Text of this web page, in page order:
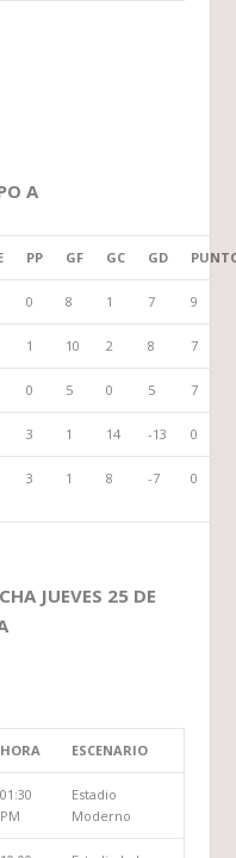
A
PP GF GC GD
0 8 1 7 9
1 10 2 8 7
0 5 0 5 7
3 1 14 -13 0
3 1 8 -7 0
JUEVES 25 DE
HORA ESCENARIO
01:30
PM
Estadio
Moderno